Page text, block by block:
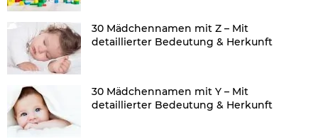
30 Mädchennamen mit Z – Mit
detaillierter Bedeutung & Herkunft
30 Mädchennamen mit Y – Mit
detaillierter Bedeutung & Herkunft